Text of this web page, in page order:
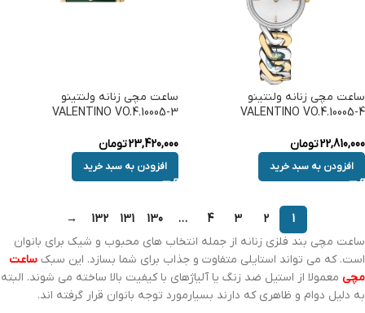
ساعت مچی زنانه ولنتینو
VALENTINO VO.4.10005-4
22,810,000تومان
افزودن به سبد خرید
ساعت مچی زنانه ولنتینو
VALENTINO VO.4.10005-3
23,420,000تومان
افزودن به سبد خرید
1
2
3
4
…
130
131
132
→
ساعت مچی بند فلزی زنانه از جمله انتخاب های محبوب و شیک برای بانوان
است. که می تواند استایلی متفاوت و جذاب برای شما بسازد. این سبک ساعت
مچی معمولا از استیل ضد زنگ یا آلیاژهای با کیفیت بالا ساخته می شوند. البته
به دلیل دوام و ظاهری که دارند بسیارمورد توجه بانوان قرار گرفته اند.